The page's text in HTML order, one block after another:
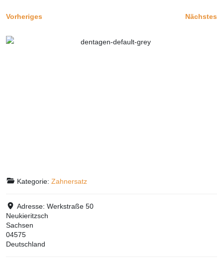
Vorheriges Nächstes
Kategorie:Zahnersatz
Adresse:Werkstraße 50
Neukieritzsch
Sachsen
04575
Deutschland